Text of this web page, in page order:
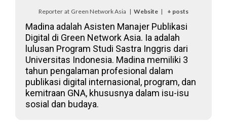
Reporter at Green Network Asia | Website | + posts
Madina adalah Asisten Manajer Publikasi
Digital di Green Network Asia. Ia adalah
lulusan Program Studi Sastra Inggris dari
Universitas Indonesia. Madina memiliki 3
tahun pengalaman profesional dalam
publikasi digital internasional, program, dan
kemitraan GNA, khususnya dalam isu-isu
sosial dan budaya.